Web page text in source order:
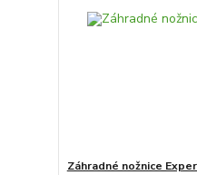
Záhradné nožnice